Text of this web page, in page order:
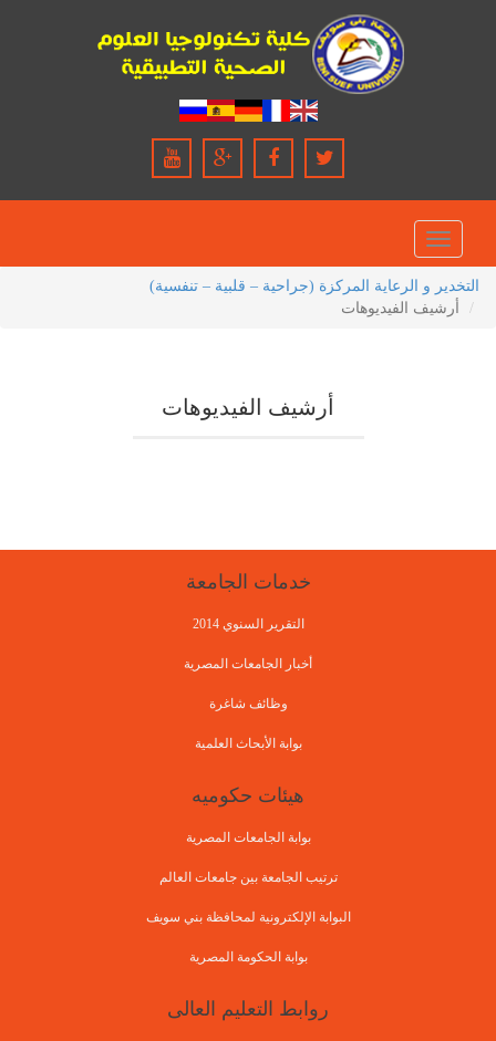
Toggle
navigation
التخدير و الرعاية المركزة (جراحية – قلبية – تنفسية)
أرشيف الفيديوهات
أرشيف الفيديوهات
خدمات الجامعة
التقرير السنوي 2014
أخبار الجامعات المصرية
وظائف شاغرة
بوابة الأبحاث العلمية
هيئات حكوميه
بوابة الجامعات المصرية
ترتيب الجامعة بين جامعات العالم
البوابة الإلكترونية لمحافظة بني سويف
بوابة الحكومة المصرية
روابط التعليم العالى